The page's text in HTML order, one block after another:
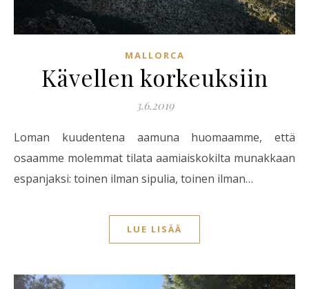
MALLORCA
Kävellen korkeuksiin
3.6.2019
Loman kuudentena aamuna huomaamme, että
osaamme molemmat tilata aamiaiskokilta munakkaan
espanjaksi: toinen ilman sipulia, toinen ilman…
LUE LISÄÄ